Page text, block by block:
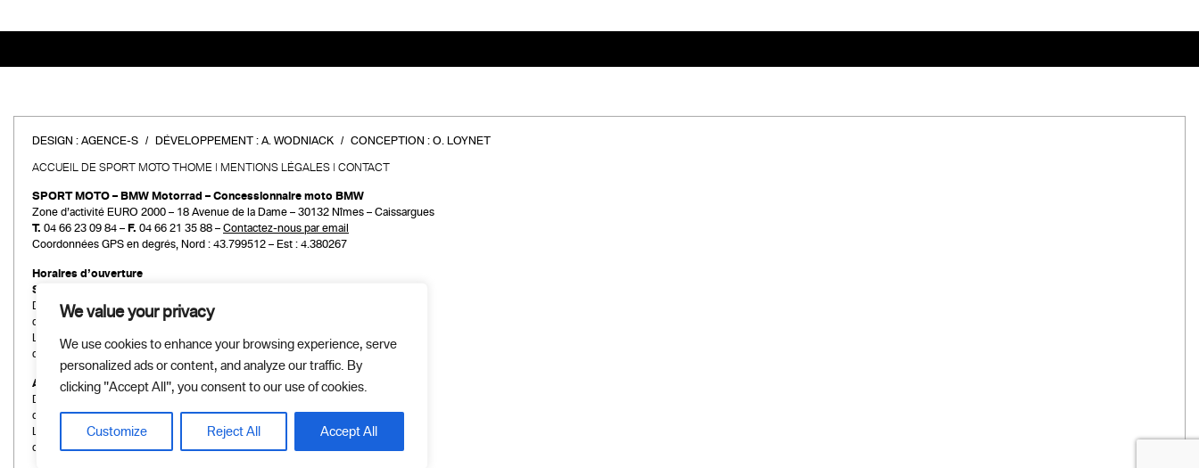
We value your privacy
We use cookies to enhance your browsing experience, serve
personalized ads or content, and analyze our traffic. By
clicking "Accept All", you consent to our use of cookies.
Customize Reject All Accept All
DESIGN : AGENCE-S DÉVELOPPEMENT : A. WODNIACK CONCEPTION : O. LOYNET
ACCUEIL DE SPORT MOTO THOME MENTIONS LÉGALES CONTACT
SPORT MOTO – BMW Motorrad – Concessionnaire moto BMW
Zone d’activité EURO 2000 – 18 Avenue de la Dame – 30132 Nîmes – Caissargues
T. 04 66 23 09 84 – F. 04 66 21 35 88 – Contactez-nous par email
Coordonnées GPS en degrés, Nord : 43.799512 – Est : 4.380267
Horaires d’ouverture
Service commercial
Du mardi au vendredi :
de 9h00 à 12h00 et de 14h00 à 19h00
Le samedi :
de 9h00 à 12h00 et de 14h00 à 18h00
Atelier et Pièces détachées
Du mardi au vendredi :
de 9h00 à 12h00 et de 14h00 à 19h00
Le samedi :
de 9h00 à 12h00 et de 14h00 à 18h00